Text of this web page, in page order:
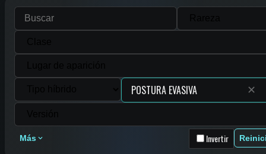
✕
Más Invertir